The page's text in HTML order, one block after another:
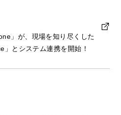
」が、現場を知り尽くした
とシステム連携を開始！